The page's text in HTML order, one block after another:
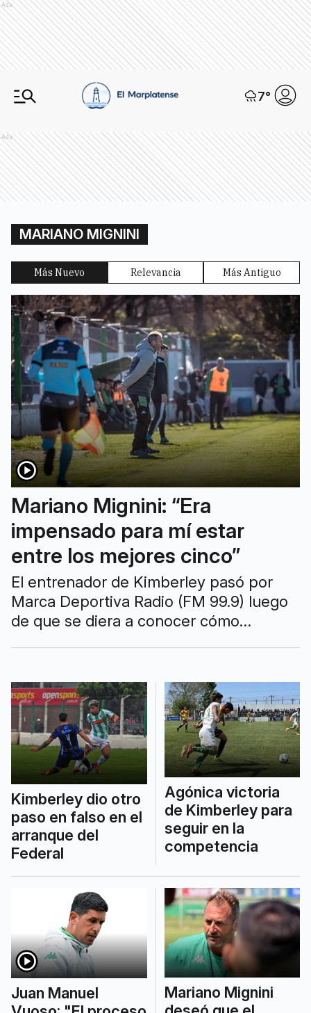
Ads
7°
Ads
MARIANO MIGNINI
Más Nuevo Relevancia Más Antiguo
Mariano Mignini: “Era
impensado para mí estar
entre los mejores cinco”
El entrenador de Kimberley pasó por
Marca Deportiva Radio (FM 99.9) luego
de que se diera a conocer cómo
Kimberley dio otro
paso en falso en el
arranque del
Federal
Agónica victoria
de Kimberley para
seguir en la
competencia
Juan Manuel
Mariano Mignini